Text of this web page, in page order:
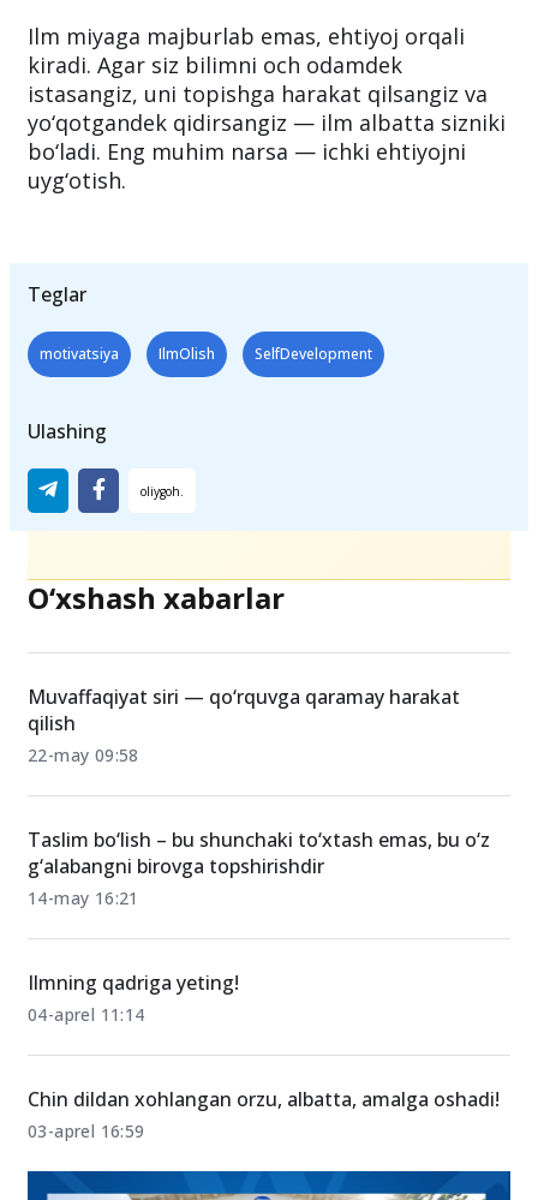
Ilm miyaga majburlab emas, ehtiyoj orqali
kiradi. Agar siz bilimni och odamdek
istasangiz, uni topishga harakat qilsangiz va
yo‘qotgandek qidirsangiz — ilm albatta sizniki
bo‘ladi. Eng muhim narsa — ichki ehtiyojni
uyg‘otish.
Teglar
motivatsiya IlmOlish SelfDevelopment
Ulashing
O‘xshash xabarlar
Muvaffaqiyat siri — qo‘rquvga qaramay harakat
qilish
22-may 09:58
Taslim bo‘lish – bu shunchaki to‘xtash emas, bu o‘z
g‘alabangni birovga topshirishdir
14-may 16:21
Ilmning qadriga yeting!
04-aprel 11:14
Chin dildan xohlangan orzu, albatta, amalga oshadi!
03-aprel 16:59